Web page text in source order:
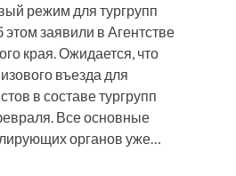
режим для тургрупп
заявили в Агентстве
края. Ожидается, что
въезда для
в составе тургрупп
Все основные
органов уже…